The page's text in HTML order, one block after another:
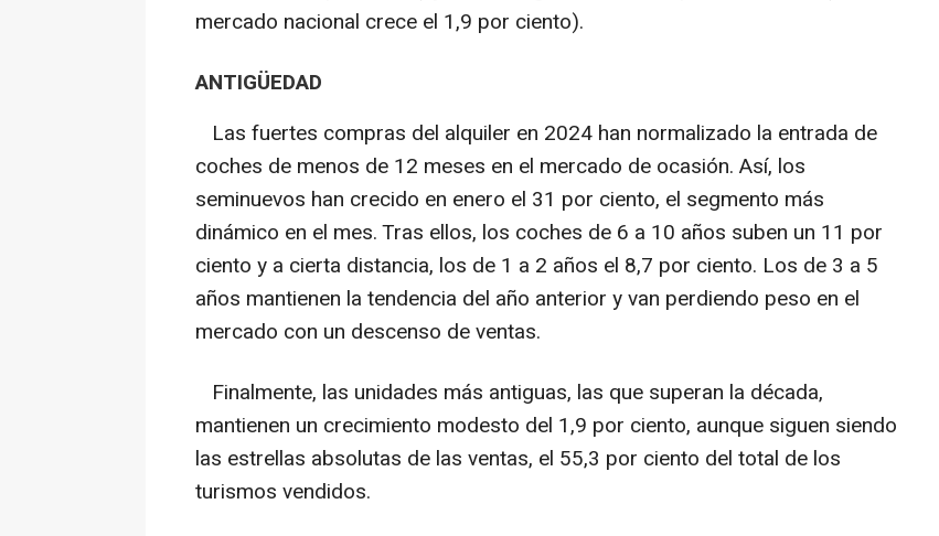
mercado nacional crece el 1,9 por ciento).
ANTIGÜEDAD
Las fuertes compras del alquiler en 2024 han normalizado la entrada de
coches de menos de 12 meses en el mercado de ocasión. Así, los
seminuevos han crecido en enero el 31 por ciento, el segmento más
dinámico en el mes. Tras ellos, los coches de 6 a 10 años suben un 11 por
ciento y a cierta distancia, los de 1 a 2 años el 8,7 por ciento. Los de 3 a 5
años mantienen la tendencia del año anterior y van perdiendo peso en el
mercado con un descenso de ventas.
Finalmente, las unidades más antiguas, las que superan la década,
mantienen un crecimiento modesto del 1,9 por ciento, aunque siguen siendo
las estrellas absolutas de las ventas, el 55,3 por ciento del total de los
turismos vendidos.